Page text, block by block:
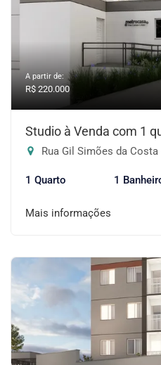
A partir de:
R$ 220.000
Studio à Venda com 1
Rua Gil Simões da Costa -
1 Quarto 1
Mais informações